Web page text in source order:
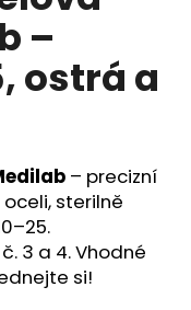
–
ostrá a
– precizní
sterilně
3 a 4. Vhodné
si!